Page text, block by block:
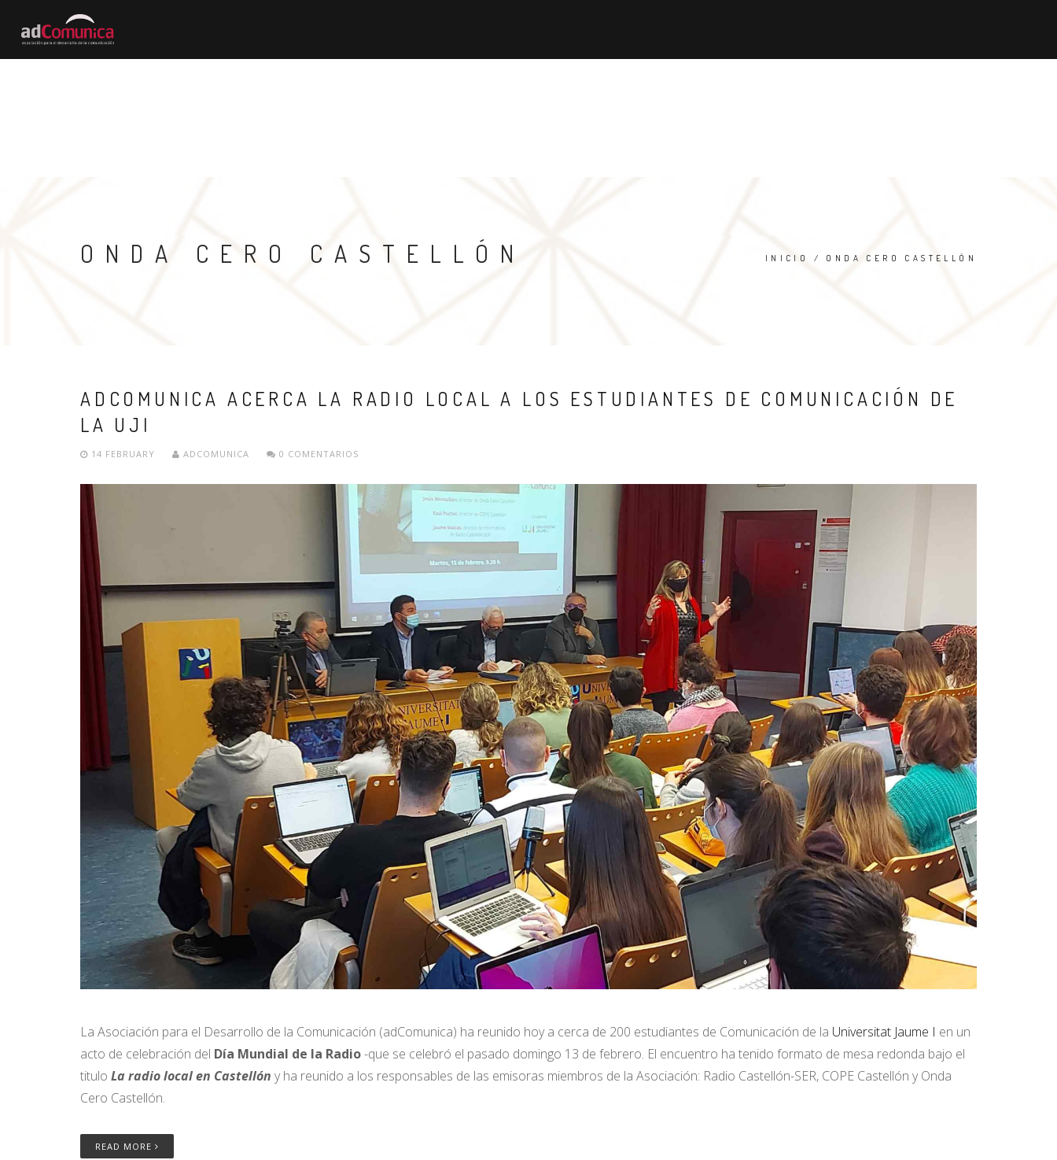
ONDA CERO CASTELLÓN INICIO / ONDA CERO CASTELLÓN
ADCOMUNICA ACERCA LA RADIO LOCAL A LOS ESTUDIANTES DE COMUNICACIÓN DE
LA UJI
14 FEBRUARY ADCOMUNICA 0 COMENTARIOS
La Asociación para el Desarrollo de la Comunicación (adComunica) ha reunido hoy a cerca de 200 estudiantes de Comunicación de la Universitat Jaume I en un
acto de celebración del Día Mundial de la Radio-que se celebró el pasado domingo 13 de febrero. El encuentro ha tenido formato de mesa redonda bajo el
titulo La radio local en Castellón y ha reunido a los responsables de las emisoras miembros de la Asociación: Radio Castellón-SER, COPE Castellón y Onda
Cero Castellón.
READ MORE